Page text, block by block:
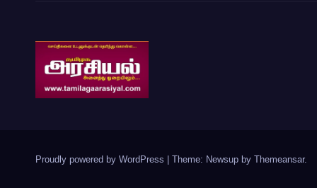
Proudly powered by WordPress Theme: Newsup by Themeansar.